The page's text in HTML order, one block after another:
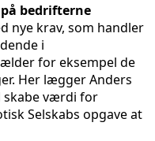
bedrifterne
nye krav, som handler
i
for eksempel de
Her lægger Anders
skabe værdi for
Selskabs opgave at